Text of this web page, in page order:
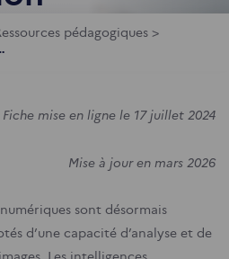
pédagogiques >
l’information
Fiche mise en ligne le 17 juillet 2024
Mise à jour en mars 2026
sont désormais
d’une capacité d’analyse et de